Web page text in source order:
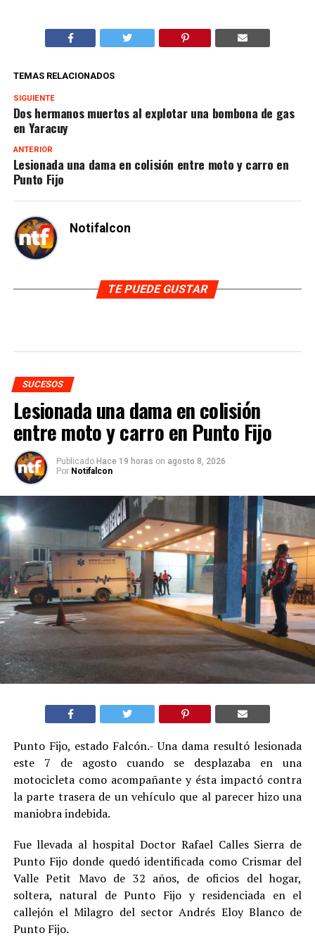
TEMAS RELACIONADOS
SIGUIENTE
Dos hermanos muertos al explotar una bombona de gas
en Yaracuy
ANTERIOR
Lesionada una dama en colisión entre moto y carro en
Punto Fijo
Notifalcon
TE PUEDE GUSTAR
SUCESOS
Lesionada una dama en colisión
entre moto y carro en Punto Fijo
Publicado Hace 19 horas on agosto 8, 2026
Por Notifalcon
Punto Fijo, estado Falcón.- Una dama resultó lesionada
este 7 de agosto cuando se desplazaba en una
motocicleta como acompañante y ésta impactó contra
la parte trasera de un vehículo que al parecer hizo una
maniobra indebida.
Fue llevada al hospital Doctor Rafael Calles Sierra de
Punto Fijo donde quedó identificada como Crismar del
Valle Petit Mavo de 32 años, de oficios del hogar,
soltera, natural de Punto Fijo y residenciada en el
callejón el Milagro del sector Andrés Eloy Blanco de
Punto Fijo.